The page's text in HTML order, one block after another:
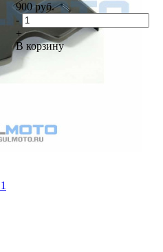
900руб.
-
+
В корзину